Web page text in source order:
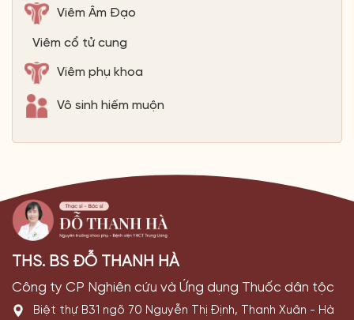
Viêm Âm Đạo
Viêm cổ tử cung
Viêm phụ khoa
Vô sinh hiếm muộn
THS. BS ĐỖ THANH HÀ
Công ty CP Nghiên cứu và Ứng dụng Thuốc dân tộc
Biệt thự B31 ngõ 70 Nguyễn Thị Định, Thanh Xuân - Hà